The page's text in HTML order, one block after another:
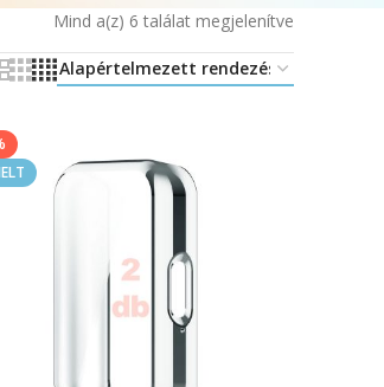
Mind a(z) 6 találat megjelenítve